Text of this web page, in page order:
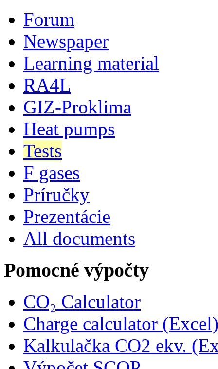
Forum
Newspaper
Learning material
RA4L
GIZ-Proklima
Heat pumps
Tests
F gases
Príručky
Prezentácie
All documents
Pomocné výpočty
CO₂ Calculator
Charge calculator (Excel)
Kalkulačka CO2 ekv.